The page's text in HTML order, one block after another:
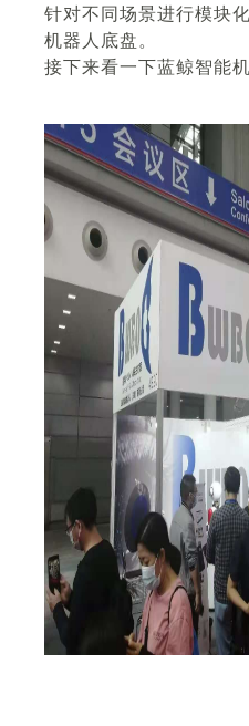
针对不同场景进行模块
机器人底盘。
接下来看一下蓝鲸智能